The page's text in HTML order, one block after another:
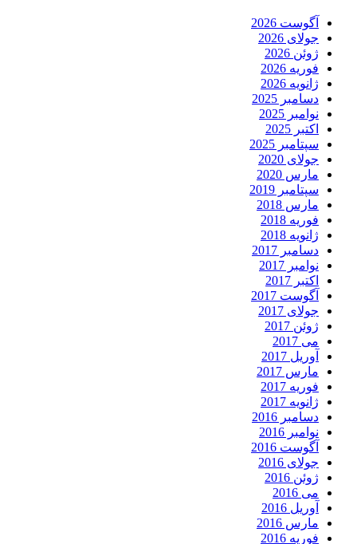
آگوست 2026
جولای 2026
ژوئن 2026
فوریه 2026
ژانویه 2026
دسامبر 2025
نوامبر 2025
اکتبر 2025
سپتامبر 2025
جولای 2020
مارس 2020
سپتامبر 2019
مارس 2018
فوریه 2018
ژانویه 2018
دسامبر 2017
نوامبر 2017
اکتبر 2017
آگوست 2017
جولای 2017
ژوئن 2017
می 2017
آوریل 2017
مارس 2017
فوریه 2017
ژانویه 2017
دسامبر 2016
نوامبر 2016
آگوست 2016
جولای 2016
ژوئن 2016
می 2016
آوریل 2016
مارس 2016
فوریه 2016